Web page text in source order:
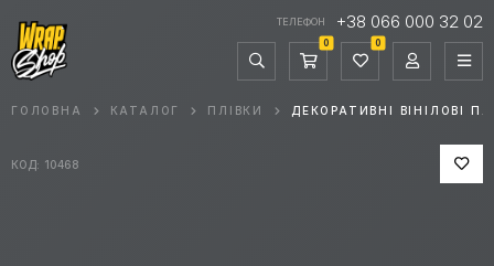
ТЕЛЕФОН +38 066 000 32 02
0 0
ГОЛОВНА КАТАЛОГ ПЛІВКИ ДЕКОРАТИВНІ ВІНІЛОВІ
КОД: 10468